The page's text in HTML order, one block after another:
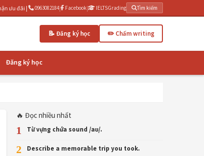
thi IELTS cấp tốc 3 tháng | IELTSGrading.com - Chấm writing AI miễn phí
0963082184| Facebook| IELTSGrading Tìm kiếm
📝 Đăng ký học ✏️ Chấm writing
Đăng ký học
🔥 Đọc nhiều nhất
1 Từ vựng chứa sound /aʊ/.
2 Describe a memorable trip you took.